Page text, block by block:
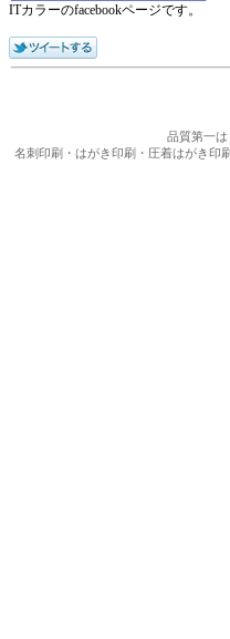
ITカラーのfacebookページです。
品質第一
名刺印刷・はがき印刷・圧着はがき印